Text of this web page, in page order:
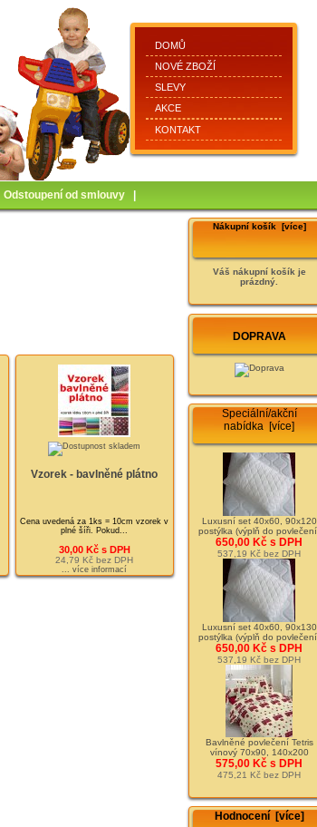
DOMŮ
NOVÉ ZBOŽÍ
SLEVY
AKCE
KONTAKT
Odstoupení od smlouvy
Vzorek - bavlněné plátno
Cena uvedená za 1ks = 10cm vzorek v
plné šíři. Pokud...
30,00 Kč s DPH
24,79 Kč bez DPH
... více informací
Nákupní košík [více]
Váš nákupní košík je
prázdný.
DOPRAVA
Speciální/akční
nabídka [více]
Luxusní set 40x60, 90x120
postýlka (výplň do
650,00 Kč s DPH
537,19 Kč bez DPH
Luxusní set 40x60, 90x130
postýlka (výplň do
650,00 Kč s DPH
537,19 Kč bez DPH
Bavlněné povlečení Tetris
vínový 70x90, 140x200
575,00 Kč s DPH
475,21 Kč bez DPH
Hodnocení [více]